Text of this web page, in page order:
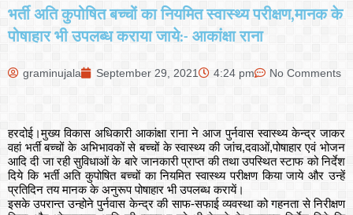
भर्ती अति कुपोषित बच्चों का नियमित स्वास्थ्य परीक्षण,मानक के
पोषाहार भी उपलब्ध कराया जाये:- आकांक्षा राना
graminujala September 29, 2021 4:24 pm No Comments
हरदोई।मुख्य विकास अधिकारी आकांक्षा राना ने आज पुर्नवास स्वास्थ्य केन्द्र जाकर
वहां भर्ती बच्चों के अभिभावकों से बच्चों के स्वास्थ्य की जांच,दवाओं,पोषाहार एवं भोजन
आदि दी जा रही सुविधाओं के बारे जानकारी प्राप्त की तथा उपस्थित स्टाफ को निर्देश
दिये कि भर्ती अति कुपोषित बच्चों का नियमित स्वास्थ्य परीक्षण किया जाये और उन्हें
प्रतिदिन तय मानक के अनुरूप पोषाहार भी उपलब्ध करायें।
इसके उपरान्त उन्होने पुर्नवास केन्द्र की साफ-सफाई व्यवस्था को गहनता से निरीक्षण